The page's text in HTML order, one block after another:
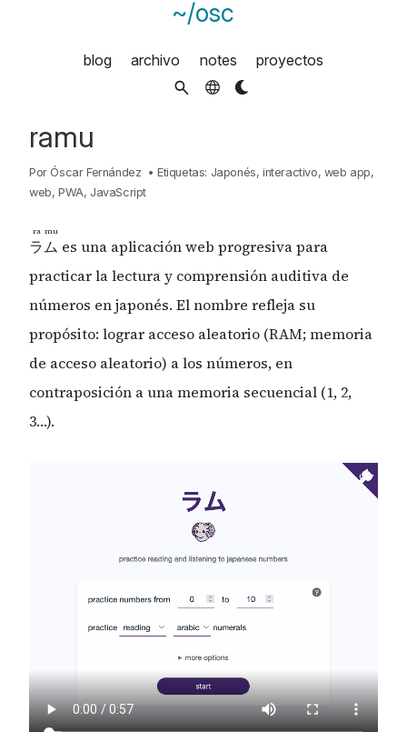
~/osc
blog archivo notes proyectos
ramu
Por Óscar Fernández • Etiquetas: Japonés, interactivo, web app,
web, PWA, JavaScript
ラ
ra
ム
mu
es una aplicación web progresiva para
practicar la lectura y comprensión auditiva de
números en japonés. El nombre refleja su
propósito: lograr acceso aleatorio (RAM; memoria
de acceso aleatorio) a los números, en
contraposición a una memoria secuencial (1, 2,
3…).